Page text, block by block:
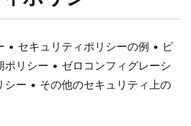
• セキュリティポリシーの例 • ピ
ポリシー • ゼロコンフィグレーシ
シー • その他のセキュリティ上の